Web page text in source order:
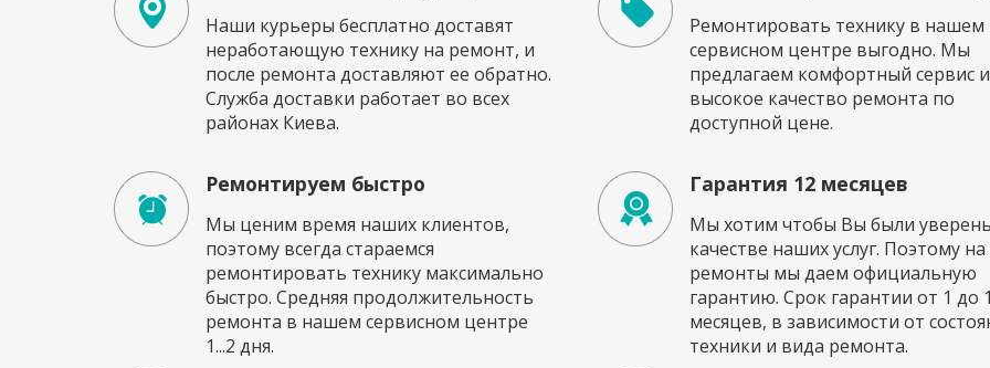
Наши курьеры бесплатно доставят
неработающую технику на ремонт, и
после ремонта доставляют ее обратно.
Служба доставки работает во всех
районах Киева.
Ремонтировать технику в нашем
сервисном центре выгодно. Мы
предлагаем комфортный сервис и
высокое качество ремонта по
доступной цене.
Ремонтируем быстро
Мы ценим время наших клиентов,
поэтому всегда стараемся
ремонтировать технику максимально
быстро. Средняя продолжительность
ремонта в нашем сервисном центре
1...2 дня.
Гарантия 12 месяцев
Мы хотим чтобы Вы были
качестве наших услуг. Поэтому на
ремонты мы даем официальную
гарантию. Срок гарантии от 1 до
месяцев, в зависимости от
техники и вида ремонта.